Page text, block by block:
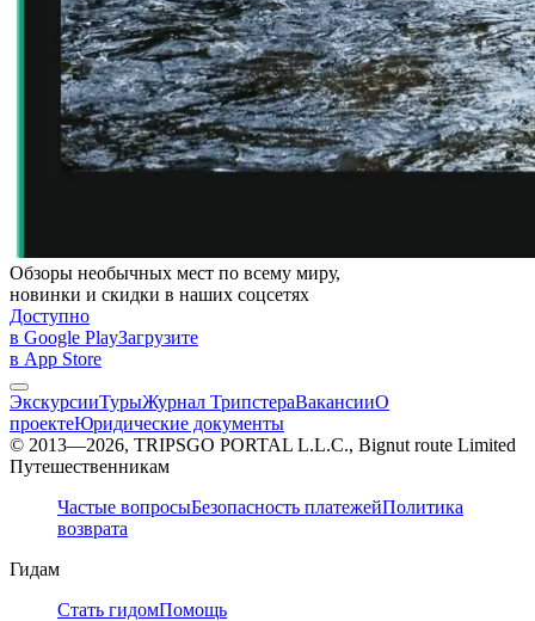
Обзоры необычных мест по всему миру,
новинки и скидки в наших соцсетях
Доступно
в Google PlayЗагрузите
в App Store
ЭкскурсииТурыЖурнал ТрипстераВакансииО
проектеЮридические документы
© 2013—2026, TRIPSGO PORTAL L.L.C., Bignut route Limited
Путешественникам
Частые вопросыБезопасность платежейПолитика
возврата
Гидам
Стать гидомПомощь